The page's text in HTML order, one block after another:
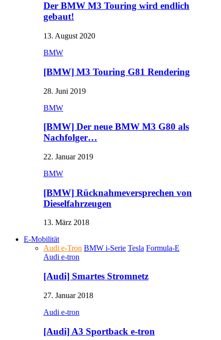
Der BMW M3 Touring wird endlich
gebaut!
13. August 2020
BMW
[BMW] M3 Touring G81 Rendering
28. Juni 2019
BMW
[BMW] Der neue BMW M3 G80 als
Nachfolger…
22. Januar 2019
BMW
[BMW] Rücknahmeversprechen von
Dieselfahrzeugen
13. März 2018
E-Mobilität
Audi e-Tron BMW i-Serie Tesla Formula-E
Audi e-tron
[Audi] Smartes Stromnetz
27. Januar 2018
Audi e-tron
[Audi] A3 Sportback e-tron